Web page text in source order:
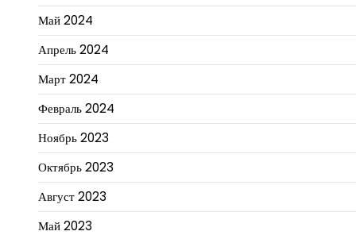
Май 2024
Апрель 2024
Март 2024
Февраль 2024
Ноябрь 2023
Октябрь 2023
Август 2023
Май 2023